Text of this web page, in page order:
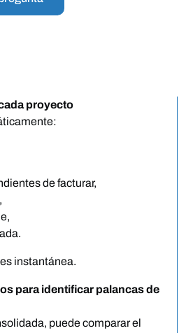
proyecto
de facturar,
instantánea.
para identificar palancas de
puede comparar el